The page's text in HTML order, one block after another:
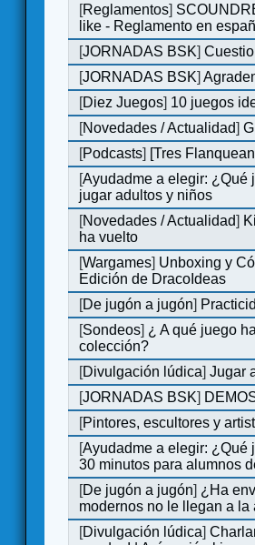
[Reglamentos]
like - Reglamento en
[JORNADAS BSK]
[JORNADAS BSK]
[Diez Juegos] 10 juegos
[Novedades / Actualidad]
[Podcasts] [Tres
[Ayudadme a elegir: ¿Qué
jugar adultos y niños
[Novedades / Actualidad]
ha vuelto
[Wargames] Unboxing y
Edición de DracoIdeas
[De jugón a jugón]
[Sondeos] ¿ A qué juego
colección?
[Divulgación lúdica]Jugar
[JORNADAS BSK]
[Pintores, escultores y
[Ayudadme a elegir: ¿Qué
30 minutos para alumnos
[De jugón a jugón] ¿Ha
modernos no le llegan a la
[Divulgación lúdica]